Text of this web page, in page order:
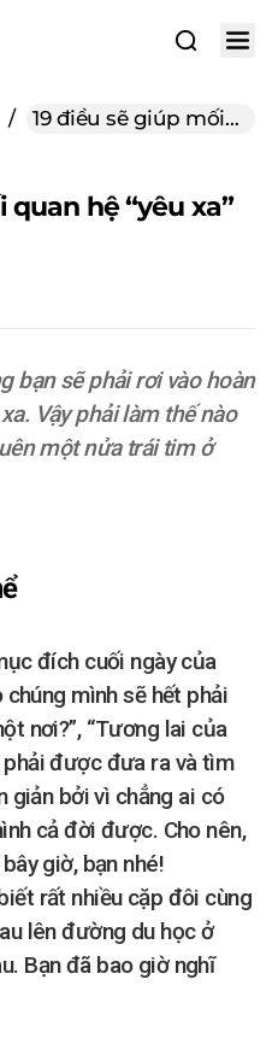
gửi hàng
/
19 điều sẽ giúp mối
quan hệ “yêu xa”
bạn sẽ phải rơi vào hoàn
Vậy phải làm thế nào
một nửa trái tim ở
đích cuối ngày của
chúng mình sẽ hết phải
nơi?”, “Tương lai của
phải được đưa ra và tìm
giản bởi vì chẳng ai có
cả đời được. Cho nên,
giờ, bạn nhé!
rất nhiều cặp đôi cùng
lên đường du học ở
Bạn đã bao giờ nghĩ